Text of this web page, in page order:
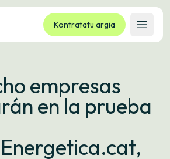
Kontratatu argia
Ireki
empresas
en la prueba